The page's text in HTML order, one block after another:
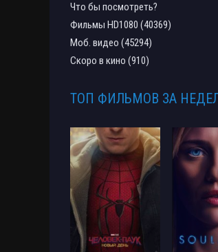
Что бы посмотреть?
Фильмы HD1080 (40369)
Моб. видео (45294)
Скоро в кино (910)
ТОП ФИЛЬМОВ ЗА